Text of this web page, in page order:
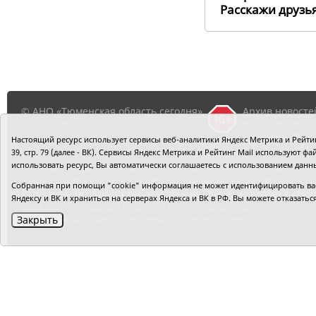
Расскажи
© АНО «Тюменская область сегодня»,
Архив
районов ТО
Главный редактор Рябков А.В. Редакция: 625002, Тюмень,
Адрес для писем: 625000, Россия, Тюмень, Почтамт, а/я
Регистрация СМИ: Сетевое издание «Интернет-газета
службой по надзору в сфере связи, информационных
«Тюменская область сегодня».
Настоящий ресурс использует сервисы веб-аналитики Яндекс Метрика и
39, стр. 79 (далее - ВК). Сервисы Яндекс Метрика и Рейтинг Mail используют
использовать ресурс, Вы автоматически соглашаетесь с использованием
Собранная при помощи "cookie" информация не может идентифицировать
Яндексу и ВК и храниться на серверах Яндекса и ВК в РФ. Вы можете
Закрыть